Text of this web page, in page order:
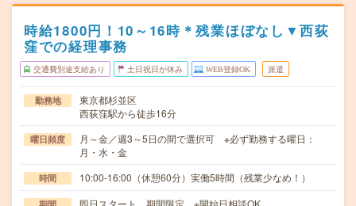
時給1800円！10～16時＊残業ほぼなし▼西荻
窪での経理事務
交通費別途支給あり 土日祝日が休み WEB登録OK 派遣
勤務地
東京都杉並区
西荻窪駅から徒歩16分
曜日頻度
月～金／週3～5日の間で選択可 ※必ず勤務する曜日：
月・水・金
時間 10:00-16:00（休憩60分）実働5時間（残業少なめ！）
即日スタート、期間限定 ※開始日相談OK